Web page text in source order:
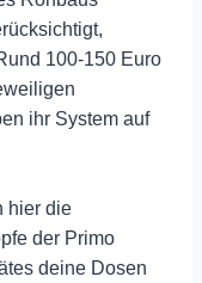
100-150 Euro
ihr System auf
hier die
der Primo
deine Dosen